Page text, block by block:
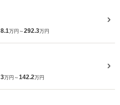
8.1万円～292.3万円
3万円～142.2万円